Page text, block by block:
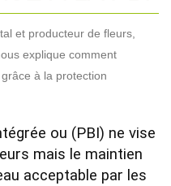
et producteur de fleurs,
explique comment
à la protection
ou (PBI) ne vise
mais le maintien
acceptable par les